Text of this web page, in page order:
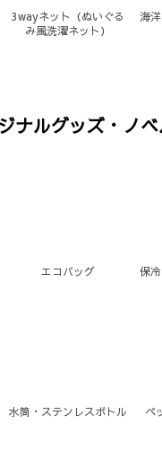
3wayネット（ぬいぐる
み風洗濯ネット）
海
ナルグッズ・ノベ
エコバッグ
保
水筒・ステンレスボトル ペ